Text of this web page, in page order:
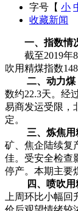
字号【 小
收藏新闻
一、指数情
截至2019年8
吹用精煤指数
二、动力煤
数约22.3天。经
易商发运受限，
定。
三、炼焦用
矿、焦企陆续复
佳。受安全检查
停产。本期主要
四、喷吹
上周环比小幅